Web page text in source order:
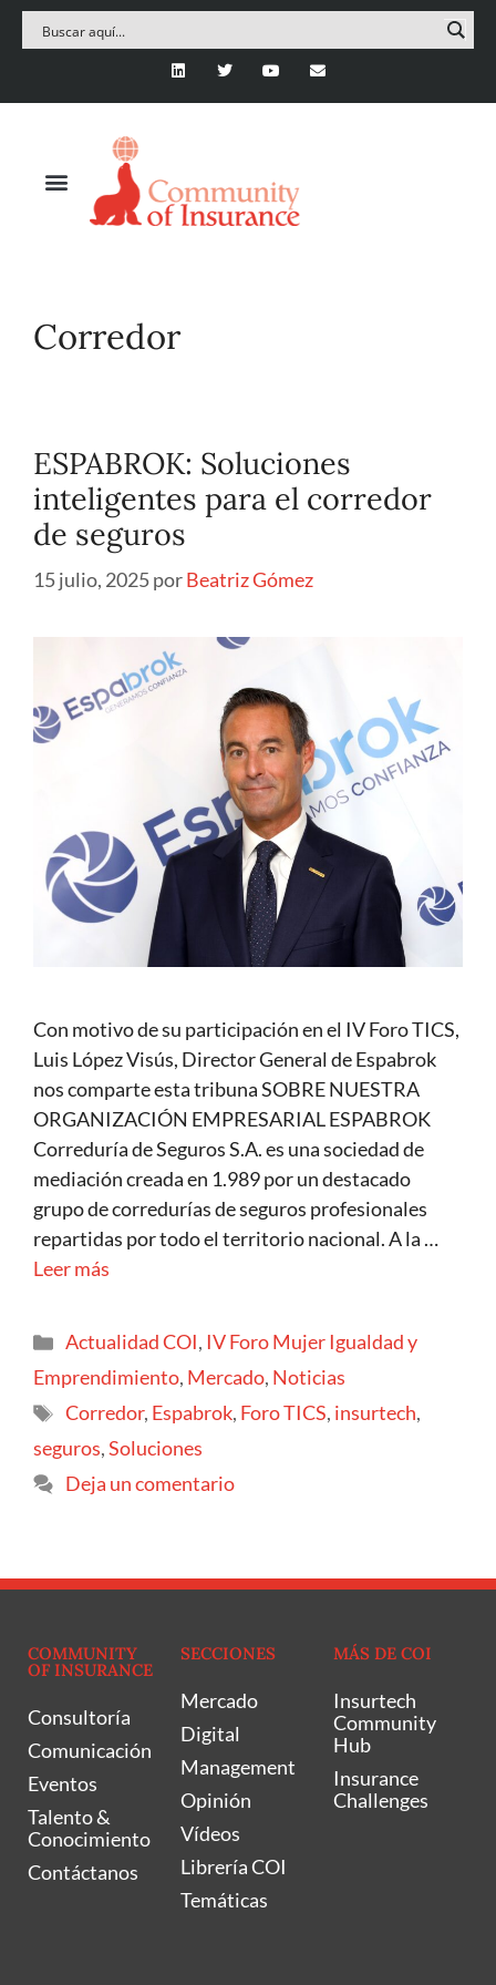
Corredor
ESPABROK: Soluciones
inteligentes para el corredor
de seguros
15 julio, 2025porBeatriz Gómez
Con motivo de su participación en el IV Foro TICS,
Luis López Visús, Director General de Espabrok
nos comparte esta tribuna SOBRE NUESTRA
ORGANIZACIÓN EMPRESARIAL ESPABROK
Correduría de Seguros S.A. es una sociedad de
mediación creada en 1.989 por un destacado
grupo de corredurías de seguros profesionales
repartidas por todo el territorio nacional. A la …
Leer más
Actualidad COI, IV Foro Mujer Igualdad y
Emprendimiento, Mercado, Noticias
Corredor, Espabrok, Foro TICS, insurtech,
seguros,Soluciones
Deja un comentario
COMMUNITY
OF INSURANCE
Consultoría
Comunicación
Eventos
Talento &
Conocimiento
Contáctanos
SECCIONES
Mercado
Digital
Management
Opinión
Vídeos
Librería COI
Temáticas
MÁS DE COI
Insurtech
Community
Hub
Insurance
Challenges